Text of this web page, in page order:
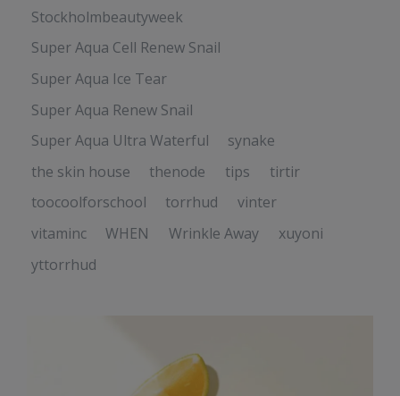
Stockholmbeautyweek
Super Aqua Cell Renew Snail
Super Aqua Ice Tear
Super Aqua Renew Snail
Super Aqua Ultra Waterful
synake
the skin house
thenode tips
tirtir
toocoolforschool
torrhud
vinter
vitaminc
WHEN Wrinkle Away
xuyoni
yttorrhud